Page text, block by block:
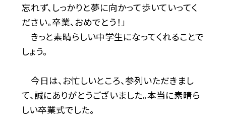
忘れず、しっかりと夢に向かって歩いていってく
ださい。卒業、おめでとう！」
きっと素晴らしい中学生になってくれることで
しょう。
今日は、お忙しいところ、参列いただきまし
て、誠にありがとうございました。本当に素晴ら
しい卒業式でした。